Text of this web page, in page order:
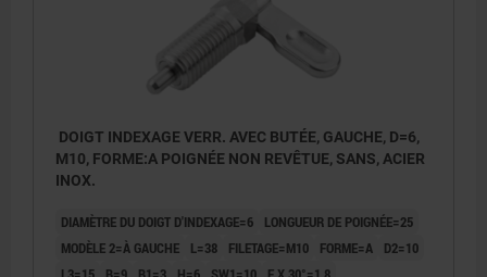
DOIGT INDEXAGE VERR. AVEC BUTÉE, GAUCHE, D=6,
M10, FORME:A POIGNÉE NON REVÊTUE, SANS, ACIER
INOX.
DIAMÈTRE DU DOIGT D'INDEXAGE=6
LONGUEUR DE POIGNÉE=25
MODÈLE 2=À GAUCHE
L=38 FILETAGE=M10 FORME=A
D2=10